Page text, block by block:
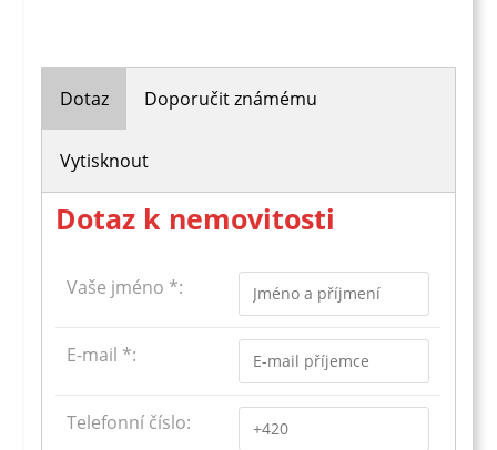
Dotaz Doporučit známému
Vytisknout
Dotaz k nemovitosti
Vaše jméno *:
E-mail *:
Telefonní číslo: